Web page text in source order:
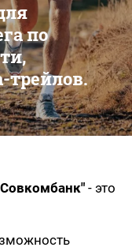
по
трейлов.
Совкомбанк" - это